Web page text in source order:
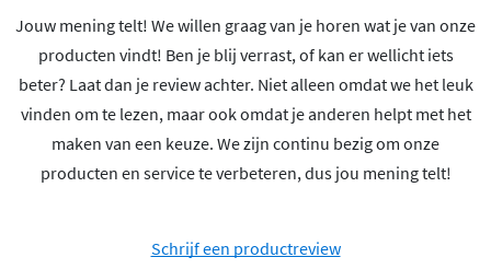
Jouw mening telt! We willen graag van je horen wat je van onze
producten vindt! Ben je blij verrast, of kan er wellicht iets
beter? Laat dan je review achter. Niet alleen omdat we het leuk
vinden om te lezen, maar ook omdat je anderen helpt met het
maken van een keuze. We zijn continu bezig om onze
producten en service te verbeteren, dus jou mening telt!
Schrijf een productreview